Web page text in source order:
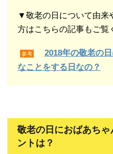
▼敬老の日について由来
方はこちらの記事もご覧
参考
2018年の敬老の
なことをする日なの？
敬老の日におばあち
ントは？